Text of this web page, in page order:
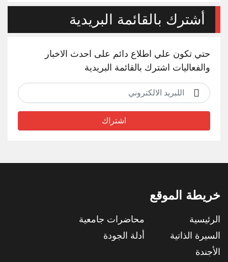
أشترك بالقائمة البريدية
حتي تكون علي اطلاع دائم على احدث الاخبار
والفعاليات اشترك بالقائمة البريدية
اشتراك
خريطة الموقع
الرئيسية
السيرة الذاتية
الأجندة
محاضرات جامعية
أدلة الجودة